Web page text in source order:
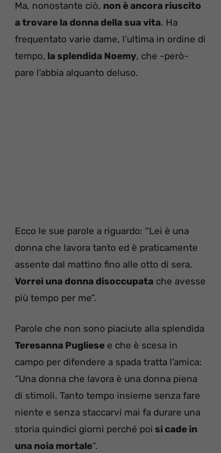
Ma, nonostante ciò, non è ancora riuscito
a trovare la donna della sua vita. Ha
frequentato varie dame, l’ultima in ordine di
tempo, la splendida Noemy, che -però-
pare l’abbia alquanto deluso.
Ecco le sue parole a riguardo: “Lei è una
donna che lavora tanto ed è praticamente
assente dal mattino fino alle otto di sera.
Vorrei una donna disoccupata che avesse
più tempo per me”.
Parole che non sono piaciute alla splendida
Teresanna Pugliese e che è scesa in
campo per difendere a spada tratta l’amica:
“Una donna che lavora è una donna piena
di stimoli. Tanto tempo insieme senza fare
niente e senza staccarvi mai fa durare una
storia quindici giorni perché poi si cade in
una noia mortale“.